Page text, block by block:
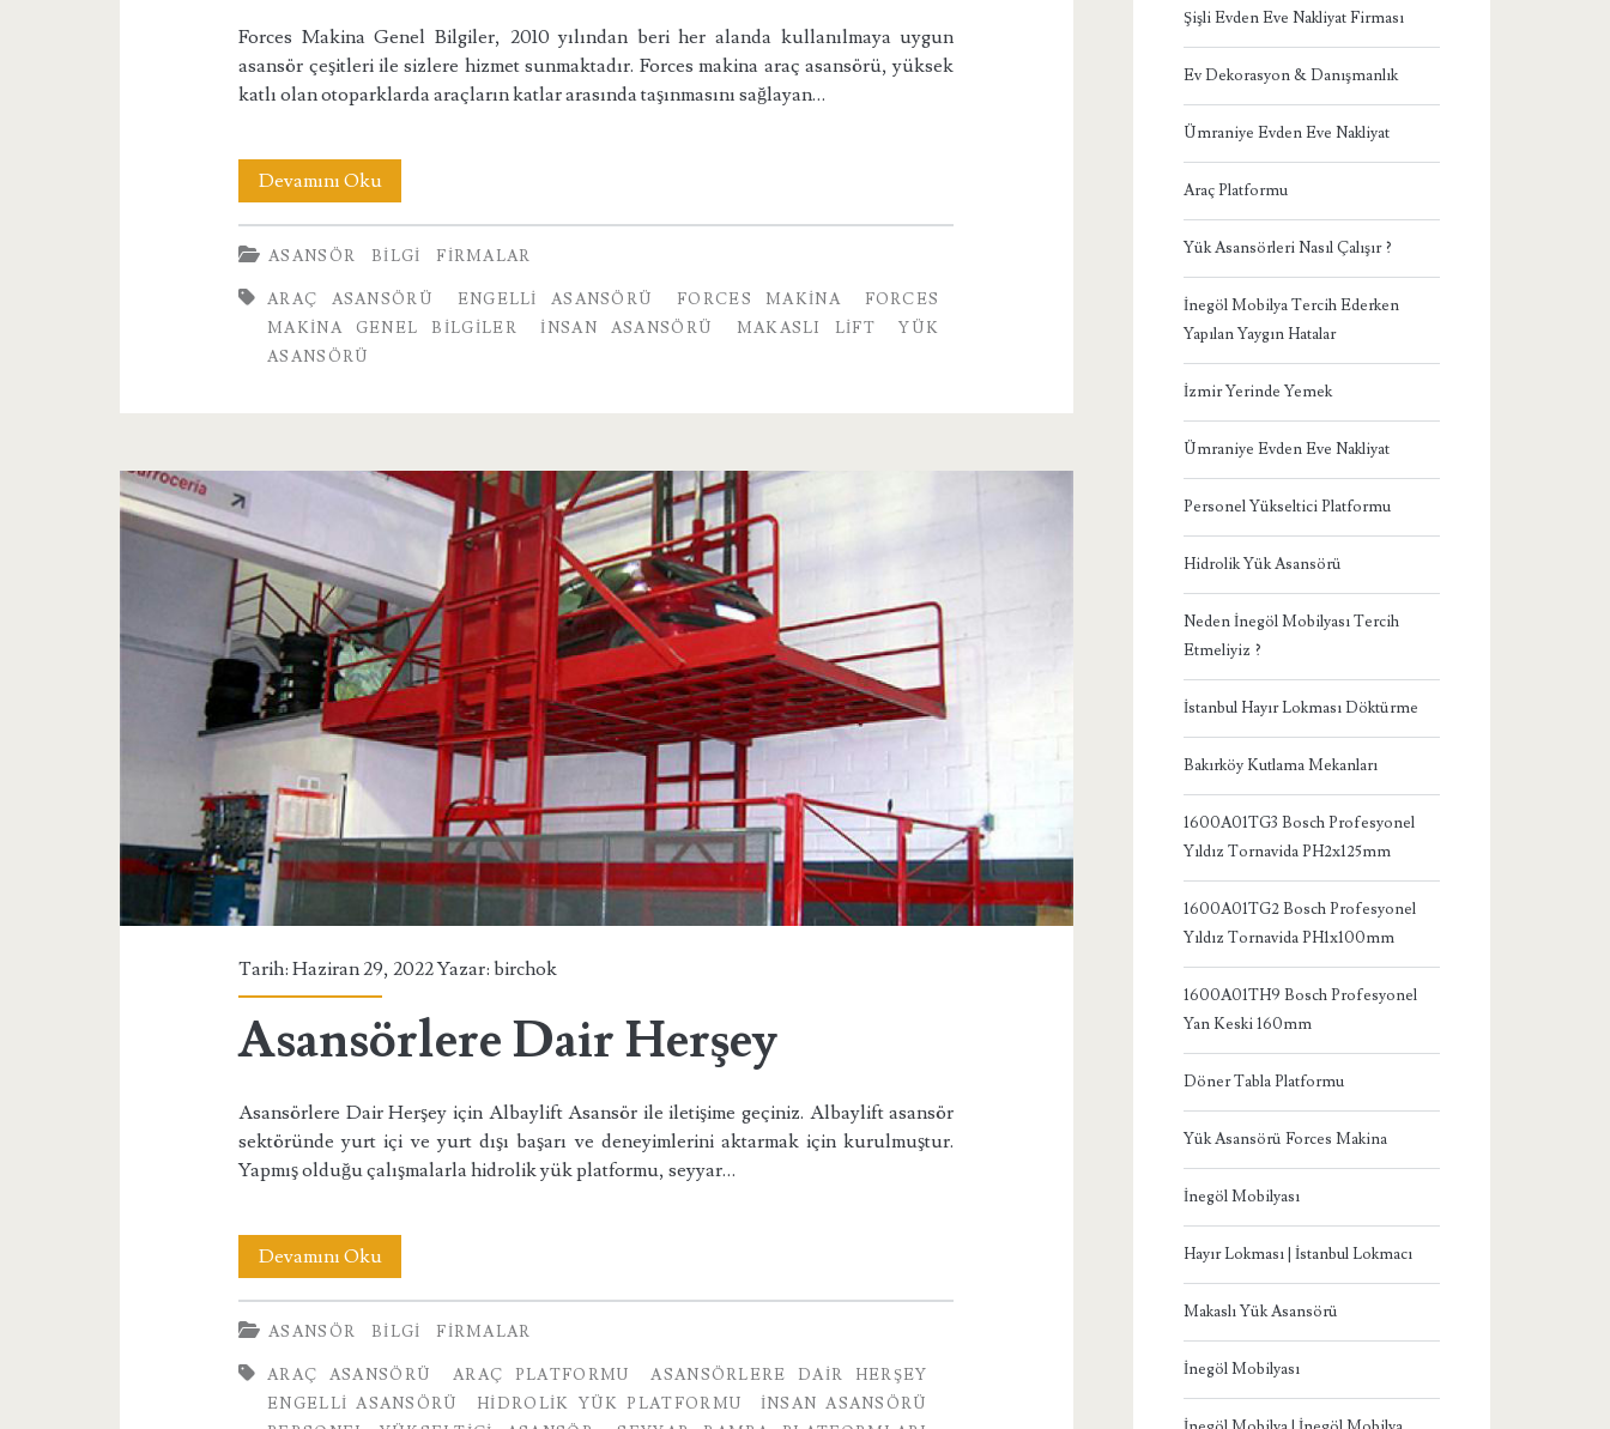
Forces Makina Genel Bilgiler, 2010 yılından beri her alanda kullanılmaya uygun
asansör çeşitleri ile sizlere hizmet sunmaktadır. Forces makina araç asansörü, yüksek
katlı olan otoparklarda araçların katlar arasında taşınmasını sağlayan…
Devamını OkuForces
Makina
Asansörleri
ASANSÖR BILGI FIRMALAR
ARAÇ ASANSÖRÜ ENGELLI ASANSÖRÜ FORCES MAKINA
FORCES
MAKINA GENEL BILGILER
INSAN ASANSÖRÜ MAKASLI LIFT
YÜK
ASANSÖRÜ
Tarih: Haziran 29, 2022 Yazar:birchok
Asansörlere Dair Herşey
Asansörlere Dair Herşey için Albaylift Asansör ile iletişime geçiniz. Albaylift asansör
sektöründe yurt içi ve yurt dışı başarı ve deneyimlerini aktarmak için kurulmuştur.
Yapmış olduğu çalışmalarla hidrolik yük platformu, seyyar…
Devamını OkuAsansörlere
Dair
Herşey
ASANSÖR BILGI FIRMALAR
ARAÇ ASANSÖRÜ ARAÇ PLATFORMU
ASANSÖRLERE DAIR HERŞEY
ENGELLI ASANSÖRÜ
HIDROLIK YÜK PLATFORMU
INSAN ASANSÖRÜ
Şişli Evden Eve Nakliyat Firması
Ev Dekorasyon & Danışmanlık
Ümraniye Evden Eve Nakliyat
Araç Platformu
Yük Asansörleri Nasıl Çalışır ?
İnegöl Mobilya Tercih Ederken
Yapılan Yaygın Hatalar
İzmir Yerinde Yemek
Ümraniye Evden Eve Nakliyat
Personel Yükseltici Platformu
Hidrolik Yük Asansörü
Neden İnegöl Mobilyası Tercih
Etmeliyiz ?
İstanbul Hayır Lokması Döktürme
Bakırköy Kutlama Mekanları
1600A01TG3 Bosch Profesyonel
Yıldız Tornavida PH2x125mm
1600A01TG2 Bosch Profesyonel
Yıldız Tornavida PH1x100mm
1600A01TH9 Bosch Profesyonel
Yan Keski 160mm
Döner Tabla Platformu
Yük Asansörü Forces Makina
İnegöl Mobilyası
Hayır Lokması | İstanbul Lokmacı
Makaslı Yük Asansörü
İnegöl Mobilyası